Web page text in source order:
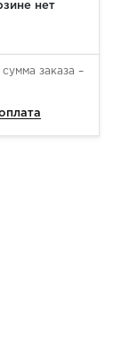
нет
заказа –